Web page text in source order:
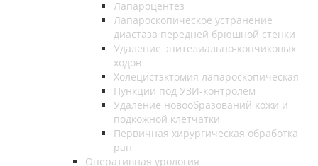
Лапароцентез
Лапароскопическое устранение
диастаза передней брюшной стенки
Удаление эпителиально-копчиковых
ходов
Холецистэктомия лапароскопическая
Пункции под УЗИ-контролем
Удаление новообразований кожи и
подкожной клетчатки
Первичная хирургическая обработка
ран
Оперативная урология